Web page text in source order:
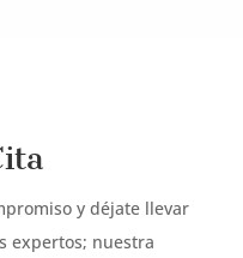
y déjate llevar
expertos; nuestra